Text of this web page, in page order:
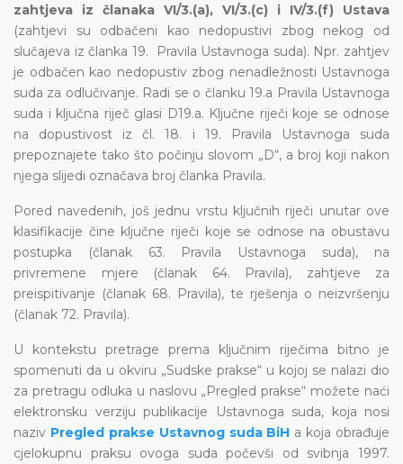
zahtjeva iz članaka VI/3.(a), VI/3.(c) i IV/3.(f) Ustava
(zahtjevi su odbačeni kao nedopustivi zbog nekog od
slučajeva iz članka 19. Pravila Ustavnoga suda). Npr. zahtjev
je odbačen kao nedopustiv zbog nenadležnosti Ustavnoga
suda za odlučivanje. Radi se o članku 19.a Pravila Ustavnoga
suda i ključna riječ glasi D19.a. Ključne riječi koje se odnose
na dopustivost iz čl. 18. i 19. Pravila Ustavnoga suda
prepoznajete tako što počinju slovom „D“, a broj koji nakon
njega slijedi označava broj članka Pravila.
Pored navedenih, još jednu vrstu ključnih riječi unutar ove
klasifikacije čine ključne riječi koje se odnose na obustavu
postupka (članak 63. Pravila Ustavnoga suda), na
privremene mjere (članak 64. Pravila), zahtjeve za
preispitivanje (članak 68. Pravila), te rješenja o neizvršenju
(članak 72. Pravila).
U kontekstu pretrage prema ključnim riječima bitno je
spomenuti da u okviru „Sudske prakse“ u kojoj se nalazi dio
za pretragu odluka u naslovu „Pregled prakse“ možete naći
elektronsku verziju publikacije Ustavnoga suda, koja nosi
naziv Pregled prakse Ustavnog suda BiH a koja obrađuje
cjelokupnu praksu ovoga suda počevši od svibnja 1997.